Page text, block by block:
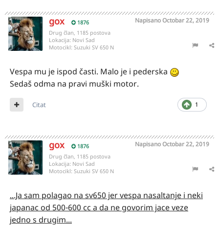
gox 1876 NapisanoOctobar 22, 2019
Drug član, 1185 postova
Lokacija: Novi Sad
Motocikl: Suzuki SV 650 N
Vespa mu je ispod časti. Malo je i pederska
Sedaš odma na pravi muški motor.
1
Citat
gox 1876 NapisanoOctobar 22, 2019
Drug član, 1185 postova
Lokacija: Novi Sad
Motocikl: Suzuki SV 650 N
...Ja sam polagao na sv650 jer vespa nasaltanje i neki
japanac od 500-600 cc a da ne govorim jace veze
jedno s drugim...